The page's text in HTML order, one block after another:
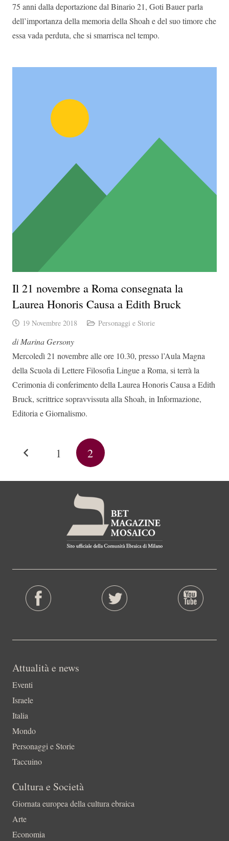
75 anni dalla deportazione dal Binario 21, Goti Bauer parla
dell’importanza della memoria della Shoah e del suo timore che
essa vada perduta, che si smarrisca nel tempo.
Il 21 novembre a Roma consegnata la
Laurea Honoris Causa a Edith Bruck
19 Novembre 2018 Personaggi e Storie
di Marina Gersony
Mercoledì 21 novembre alle ore 10.30, presso l’Aula Magna
della Scuola di Lettere Filosofia Lingue a Roma, si terrà la
Cerimonia di conferimento della Laurea Honoris Causa a Edith
Bruck, scrittrice sopravvissuta alla Shoah, in Informazione,
Editoria e Giornalismo.
1 2
Attualità e news
Eventi
Israele
Italia
Mondo
Personaggi e Storie
Taccuino
Cultura e Società
Giornata europea della cultura ebraica
Arte
Economia